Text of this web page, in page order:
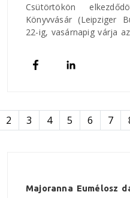
Csütörtökön
Könyvvásár (Leipziger
22-ig, vasárnapig várja
Oldalszámozás
2 3 4 5 6 7
Majoranna Eumélosz